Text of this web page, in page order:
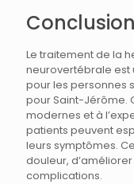
Le traitement de la
neurovertébrale est
pour les personnes
pour Saint-Jérôme.
modernes et à
patients peuvent
leurs symptômes.
douleur,
complications.